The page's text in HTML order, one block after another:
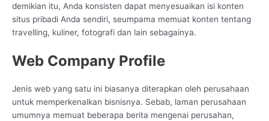
demikian itu, Anda konsisten dapat menyesuaikan isi konten
situs pribadi Anda sendiri, seumpama memuat konten tentang
travelling, kuliner, fotografi dan lain sebagainya.
Web Company Profile
Jenis web yang satu ini biasanya diterapkan oleh perusahaan
untuk memperkenalkan bisnisnya. Sebab, laman perusahaan
umumnya memuat beberapa berita mengenai perusahan,